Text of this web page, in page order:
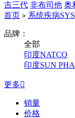
吉三代 非布司他 奥
首页 > 系统疾病
品牌：
全部
印度NATCO
印度SUN
更多
销量
价格